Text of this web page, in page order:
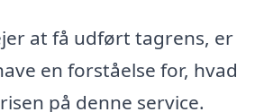
at få udført tagrens, er
en forståelse for, hvad
på denne service.